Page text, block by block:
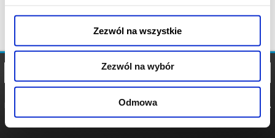
Zezwól na wszystkie
Zezwól na wybór
Odmowa
POLITYKA
POLITYKA